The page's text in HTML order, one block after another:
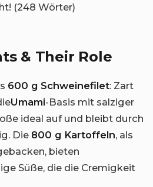
(248 Wörter)
& Their Role
600 g Schweinefilet: Zart
Umami-Basis mit salziger
ideal auf und bleibt durch
Die 800 g Kartoffeln, als
bieten
Süße, die die Cremigkeit